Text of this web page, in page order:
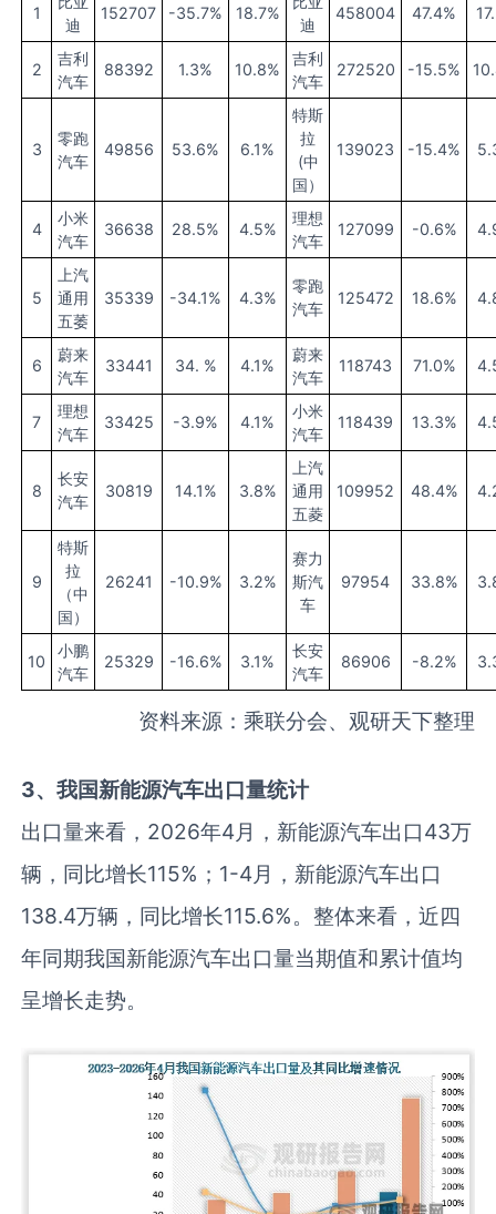
1
迪
152707 -35.7% 18.7%
迪
458004 47.4%
2
吉利
汽车
88392 1.3% 10.8%
吉利
汽车
272520 -15.5%
3
零跑
汽车
49856 53.6% 6.1%
特斯
拉
(中
国）
139023 -15.4%
4
小米
汽车
36638 28.5% 4.5%
理想
汽车
127099 -0.6%
5
上汽
通用
五萎
35339 -34.1% 4.3%
零跑
汽车
125472 18.6%
6
蔚来
汽车
33441 34. % 4.1%
蔚来
汽车
118743 71.0%
7
理想
汽车
33425 -3.9% 4.1%
小米
汽车
118439 13.3%
8
长安
汽车
30819 14.1% 3.8%
上汽
通用
五菱
109952 48.4%
9
特斯
拉
（中
国）
26241 -10.9% 3.2%
赛力
斯汽
车
97954 33.8%
10
小鹏
汽车
25329 -16.6% 3.1%
长安
汽车
86906 -8.2%
资料来源：乘联分会、观研天下整理
3、我国新能源汽车出口量统计
出口量来看，2026年4月，新能源汽车出口43万
辆，同比增长115%；1-4月，新能源汽车出口
138.4万辆，同比增长115.6%。整体来看，近四
年同期我国新能源汽车出口量当期值和累计值均
呈增长走势。